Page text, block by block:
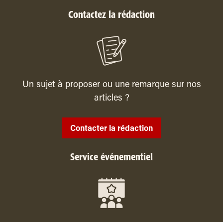
Contactez la rédaction
Un sujet à proposer ou une remarque sur nos
articles ?
Contacter la rédaction
Service événementiel